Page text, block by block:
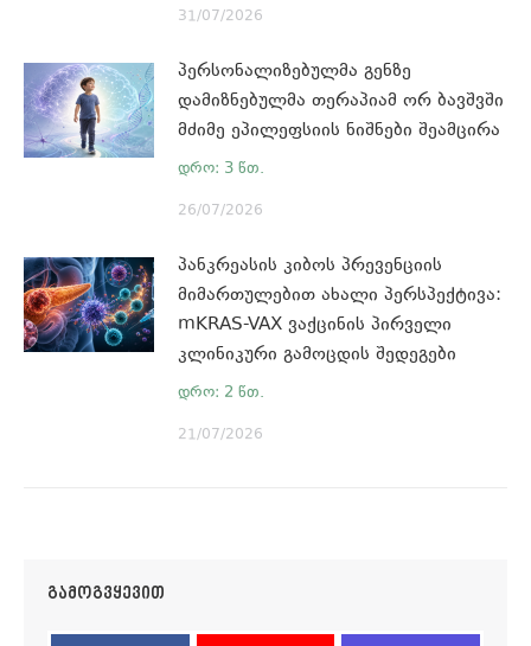
31/07/2026
პერსონალიზებულმა გენზე
დამიზნებულმა თერაპიამ ორ ბავშვში
მძიმე ეპილეფსიის ნიშნები შეამცირა
26/07/2026
პანკრეასის კიბოს პრევენციის
მიმართულებით ახალი პერსპექტივა:
mKRAS-VAX ვაქცინის პირველი
კლინიკური გამოცდის შედეგები
21/07/2026
ᲒᲐᲛᲝᲒᲕᲧᲔᲕᲘᲗ